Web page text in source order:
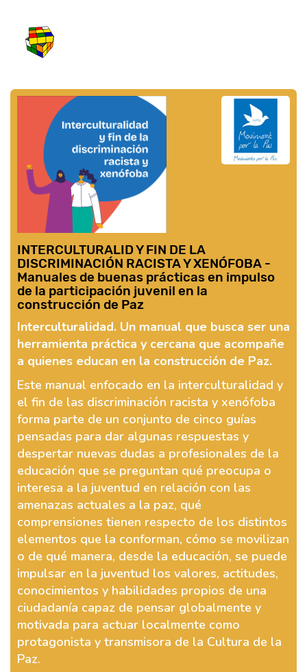
INTERCULTURALID Y FIN DE LA
DISCRIMINACIÓN RACISTA Y XENÓFOBA -
Manuales de buenas prácticas en impulso
de la participación juvenil en la
construcción de Paz
Interculturalidad. Un manual que busca ser una
herramienta práctica y cercana que acompañe
a quienes educan en la construcción de Paz.
Este manual enfocado en la interculturalidad y
el fin de las discriminación racista y xenófoba
forma parte de un conjunto de cinco guías
pensadas para dar algunas respuestas y
despertar nuevas dudas a profesionales de la
educación que se preguntan qué preocupa o
interesa a la juventud en relación con las
amenazas actuales a la paz, qué
comprensiones tienen respecto de los distintos
elementos que la conforman, cómo se movilizan
o de qué manera, desde la educación, se puede
impulsar en la juventud los valores, actitudes,
conocimientos y habilidades propios de una
ciudadanía capaz de pensar globalmente y
motivada para actuar localmente como
protagonista y transmisora de la Cultura de la
Paz.